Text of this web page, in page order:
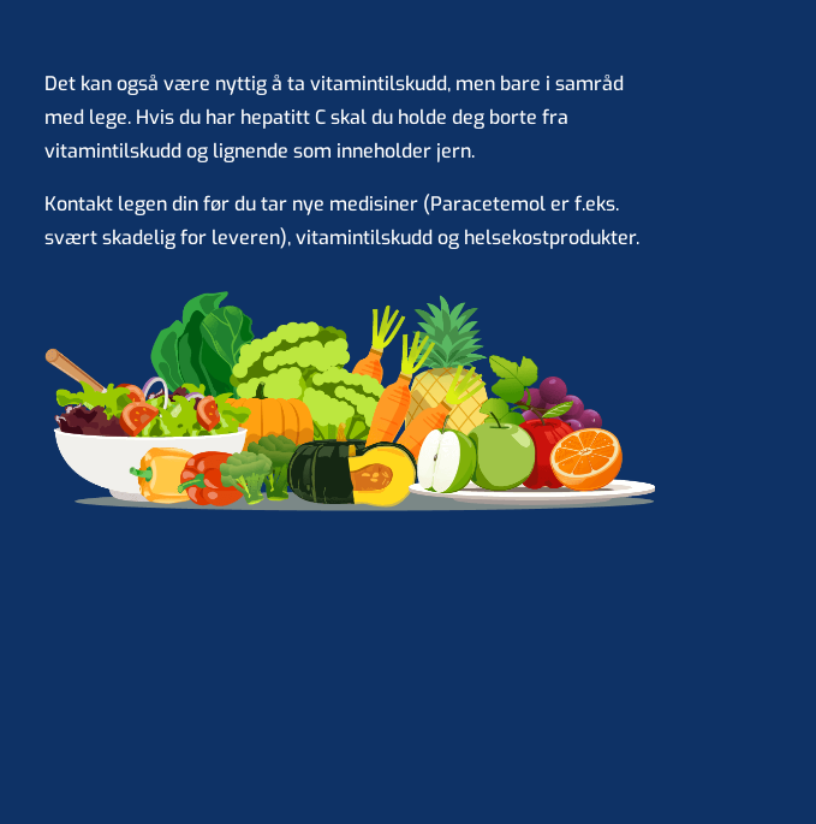
Det kan også være nyttig å ta vitamintilskudd, men bare i samråd
med lege. Hvis du har hepatitt C skal du holde deg borte fra
vitamintilskudd og lignende som inneholder jern.
Kontakt legen din før du tar nye medisiner (Paracetemol er f.eks.
svært skadelig for leveren), vitamintilskudd og helsekostprodukter.